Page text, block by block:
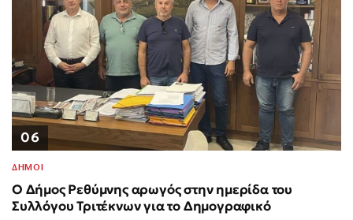
06
ΔΗΜΟΙ
Ο Δήμος Ρεθύμνης αρωγός στην ημερίδα του
Συλλόγου Τριτέκνων για το Δημογραφικό